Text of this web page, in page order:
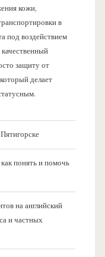
кожи,
в
под воздействием
защиту от
делает
понять и помочь
на английский
и частных